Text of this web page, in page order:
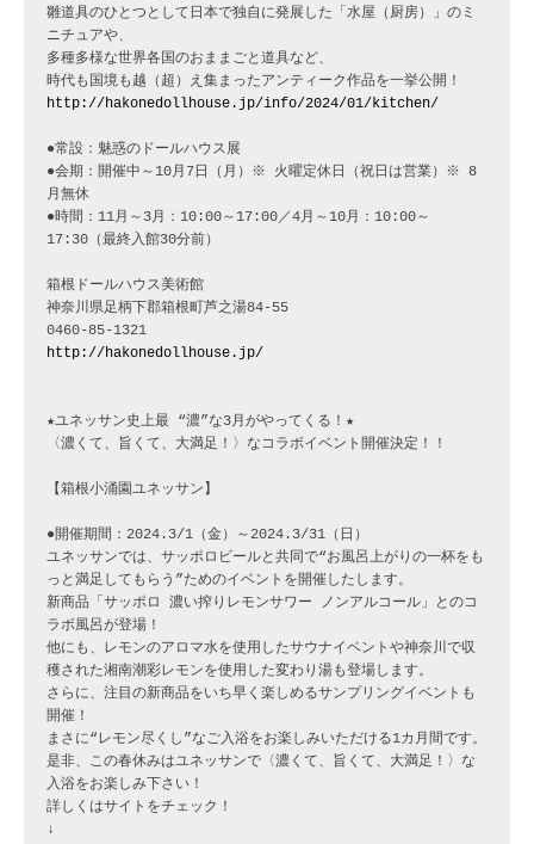
雛道具のひとつとして日本で独自に発展した「水屋（厨房）」のミ
ニチュアや、
多種多様な世界各国のおままごと道具など、
http://hakonedollhouse.jp/info/2024/01/kitchen/
●常設：魅惑のドールハウス展
●会期：開催中～10月7日（月）※ 火曜定休日（祝日は営業）※ 8
月無休
●時間：11月～3月：10:00～17:00／4月～10月：10:00～
17:30（最終入館30分前）
箱根ドールハウス美術館
神奈川県足柄下郡箱根町芦之湯84-55
http://hakonedollhouse.jp/
★ユネッサン史上最 “濃”な3月がやってくる！★
〈濃くて、旨くて、大満足！〉なコラボイベント開催決定！！
【箱根小涌園ユネッサン】
●開催期間：2024.3/1（金）～2024.3/31（日）
ユネッサンでは、サッポロビールと共同で“お風呂上がりの一杯をも
っと満足してもらう”ためのイベントを開催したします。
新商品「サッポロ 濃い搾りレモンサワー ノンアルコール」とのコ
ラボ風呂が登場！
他にも、レモンのアロマ水を使用したサウナイベントや神奈川で収
穫された湘南潮彩レモンを使用した変わり湯も登場します。
さらに、注目の新商品をいち早く楽しめるサンプリングイベントも
開催！
まさに“レモン尽くし”なご入浴をお楽しみいただける1カ月間です。
是非、この春休みはユネッサンで〈濃くて、旨くて、大満足！〉な
入浴をお楽しみ下さい！
詳しくはサイトをチェック！